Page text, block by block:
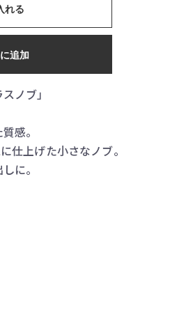
れる
追加
ノブ」
感。
仕上げた小さなノブ。
に。